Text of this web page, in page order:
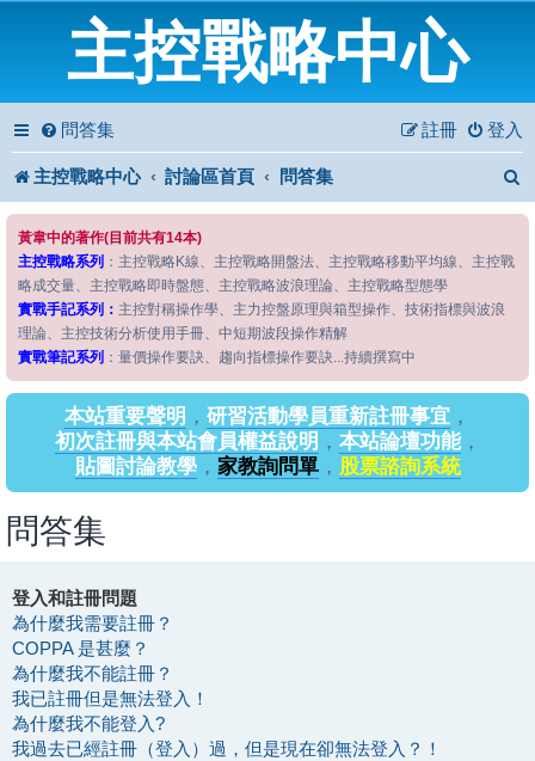
主控戰略中心
問答集 登入
註冊
主控戰略中心 討論區首頁 問答集
黃韋中的著作(目前共有14本)
主控戰略系列 ：主控戰略K線、主控戰略開盤法、主控戰略移動平均線、主控戰
略成交量、主控戰略即時盤態、主控戰略波浪理論、主控戰略型態學
實戰手記系列： 主控對稱操作學、主力控盤原理與箱型操作、技術指標與波浪
理論、主控技術分析使用手冊、中短期波段操作精解
實戰筆記系列 ：量價操作要訣、趨向指標操作要訣...持續撰寫中
本站重要聲明 ， 研習活動學員重新註冊事宜 ，
初次註冊與本站會員權益說明 ， 本站論壇功能，
貼圖討論教學， 家教詢問單， 股票諮詢系統
問答集
登入和註冊問題
為什麼我需要註冊？
COPPA 是甚麼？
為什麼我不能註冊？
我已註冊但是無法登入！
為什麼我不能登入?
我過去已經註冊（登入）過，但是現在卻無法登入？！